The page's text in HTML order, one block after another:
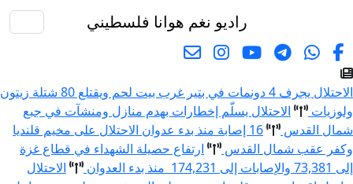
راديو نغم هوانا فلسطيني
الاحتلال يجرف 4 دونمات في بتير غرب بيت لحم ويقتلع 80 شتلة زيتون
ولوزيات
الاحتلال يسلّم إخطارات بهدم منازل ومنشآت في جبع
شمال القدس
16 إصابة منذ بدء عدوان الاحتلال على مخيم قلنديا
وكفر عقب شمال القدس
ارتفاع حصيلة الشهداء في قطاع غزة
إلى 73,381 والإصابات إلى 174,231 منذ بدء العدوان
الاحتلال